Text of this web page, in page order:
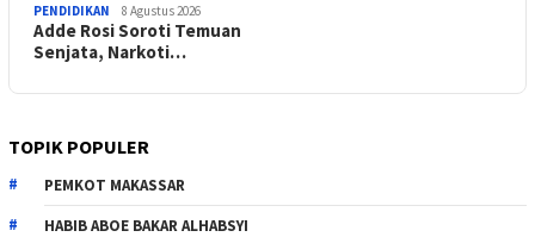
PENDIDIKAN 8 Agustus 2026
Adde Rosi Soroti Temuan
Senjata, Narkoti…
TOPIK POPULER
PEMKOT MAKASSAR
HABIB ABOE BAKAR ALHABSYI